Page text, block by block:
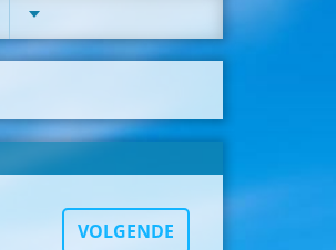
VOLGENDE